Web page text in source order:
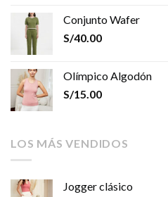
Conjunto Wafer
S/40.00
Olímpico Algodón
S/15.00
LOS MÁS VENDIDOS
Jogger clásico